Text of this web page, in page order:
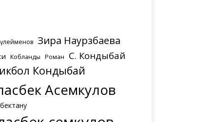
Зира Наурзбаева
Кобланды Роман С. Кондыбай
Кондыбай
Асемкулов